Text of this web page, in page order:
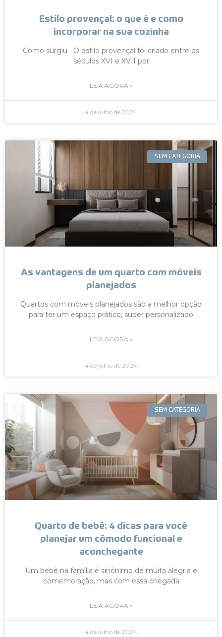
Estilo provençal: o que é e como
incorporar na sua cozinha
Como surgiu O estilo provençal foi criado entre os
séculos XVI e XVII por
LEIA AGORA »
4 de julho de 2024
SEM CATEGORIA
As vantagens de um quarto com móveis
planejados
Quartos com móveis planejados são a melhor opção
para ter um espaço prático, super personalizado
LEIA AGORA »
4 de julho de 2024
SEM CATEGORIA
Quarto de bebê: 4 dicas para você
planejar um cômodo funcional e
aconchegante
Um bebê na família é sinônimo de muita alegria e
comemoração, mas com essa chegada
LEIA AGORA »
4 de julho de 2024